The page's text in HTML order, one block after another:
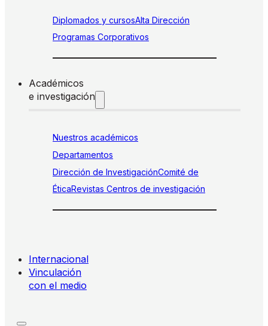
Diplomados y cursosAlta Dirección
Programas Corporativos
Académicos
e investigación
Nuestros académicos
Departamentos
Dirección de InvestigaciónComité de
ÉticaRevistas Centros de investigación
Internacional
Vinculación
con el medio